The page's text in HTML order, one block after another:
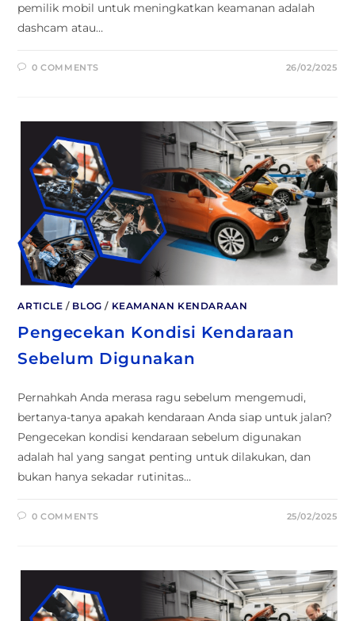
pemilik mobil untuk meningkatkan keamanan adalah
dashcam atau…
0 COMMENTS 26/02/2025
ARTICLE / BLOG / KEAMANAN KENDARAAN
Pengecekan Kondisi Kendaraan
Sebelum Digunakan
Pernahkah Anda merasa ragu sebelum mengemudi,
bertanya-tanya apakah kendaraan Anda siap untuk jalan?
Pengecekan kondisi kendaraan sebelum digunakan
adalah hal yang sangat penting untuk dilakukan, dan
bukan hanya sekadar rutinitas…
0 COMMENTS 25/02/2025